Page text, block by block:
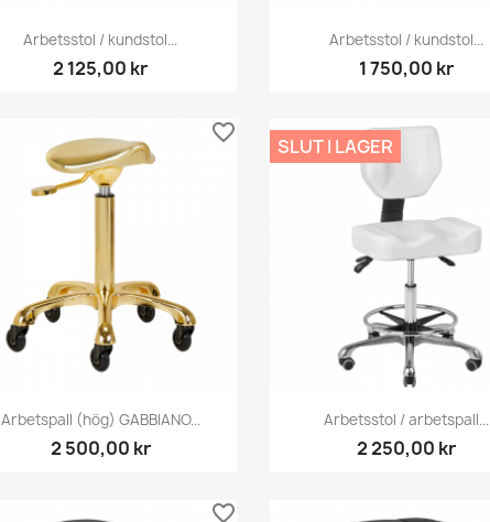
Snabbvy
Arbetsstol / kundstol...
2 125,00 kr
Snabbvy
Arbetsstol / kundstol...
1 750,00 kr
 Snabbvy
Arbetspall (hög) GABBIANO...
2 500,00 kr
favorite_border
Snabbvy
Arbetsstol / arbetspall...
2 250,00 kr
SLUT I LAGER
favorite_border